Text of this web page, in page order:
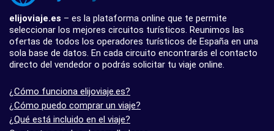
elijoviaje.es – es la plataforma online que te permite
seleccionar los mejores circuitos turísticos. Reunimos las
ofertas de todos los operadores turísticos de España en una
sola base de datos. En cada circuito encontrarás el contacto
directo del vendedor o podrás solicitar tu viaje online.
¿Cómo funciona elijoviaje.es?
¿Cómo puedo comprar un viaje?
¿Qué está incluido en el viaje?